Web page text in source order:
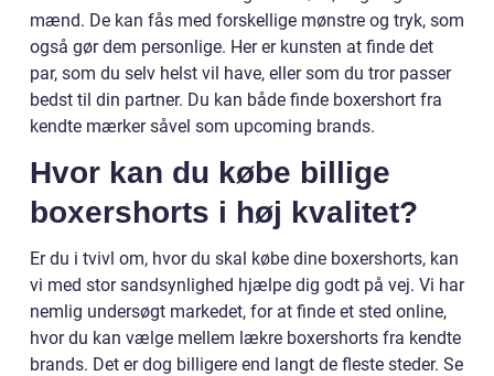
mænd. De kan fås med forskellige mønstre og tryk, som
også gør dem personlige. Her er kunsten at finde det
par, som du selv helst vil have, eller som du tror passer
bedst til din partner. Du kan både finde boxershort fra
kendte mærker såvel som upcoming brands.
Hvor kan du købe billige
boxershorts i høj kvalitet?
Er du i tvivl om, hvor du skal købe dine boxershorts, kan
vi med stor sandsynlighed hjælpe dig godt på vej. Vi har
nemlig undersøgt markedet, for at finde et sted online,
hvor du kan vælge mellem lækre boxershorts fra kendte
brands. Det er dog billigere end langt de fleste steder. Se